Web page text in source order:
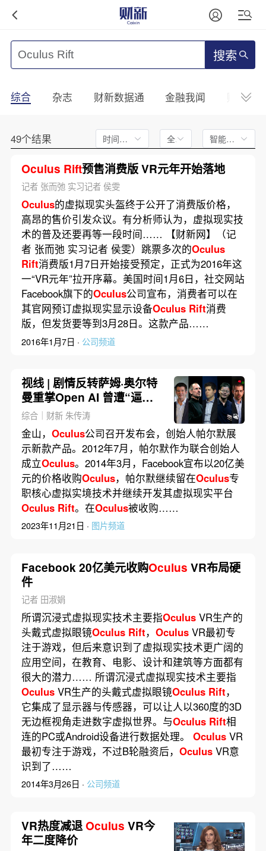
搜索
综合 杂志 财新数据通 金融我闻 财新
49个结果 时间不限 全文 智能排序
Oculus Rift预售消费版 VR元年开始落地
记者 张而弛 实习记者 侯雯
Oculus的虚拟现实头盔终于公开了消费版价格，
高昂的售价引发众议。有分析师认为，虚拟现实技
术的普及还要再等一段时间…… 【财新网】（记
者 张而弛 实习记者 侯雯）跳票多次的Oculus
Rift消费版1月7日开始接受预定，正式为2016年这
一“VR元年”拉开序幕。美国时间1月6日，社交网站
Facebook旗下的Oculus公司宣布，消费者可以在
其官网预订虚拟现实显示设备Oculus Rift消费
版，但发货要等到3月28日。这款产品……
2016年1月7日 · 公司频道
视线 | 剧情反转萨姆·奥尔特
曼重掌Open AI 曾遭“逼宫”
的大公司创始人还有谁？
综合｜财新 朱传涛
金山， Oculus公司召开发布会，创始人帕尔默展
示新款产品。2012年7月，帕尔默作为联合创始人
成立Oculus。2014年3月，Facebook宣布以20亿美
元的价格收购Oculus，帕尔默继续留在Oculus专
职核心虚拟实境技术并继续开发其虚拟现实平台
Oculus Rift。在Oculus被收购……
2023年11月21日 · 图片频道
Facebook 20亿美元收购Oculus VR布局硬
件
记者 田淑娟
所谓沉浸式虚拟现实技术主要指OculusVR生产的
头戴式虚拟眼镜Oculus Rift， OculusVR最初专
注于游戏，但后来意识到了虚拟现实技术更广阔的
应用空间，在教育、电影、设计和建筑等方面都有
很大的潜力…… 所谓沉浸式虚拟现实技术主要指
OculusVR生产的头戴式虚拟眼镜Oculus Rift，
它集成了显示器与传感器，可以让人以360度的3D
无边框视角走进数字虚拟世界。与Oculus Rift相
连的PC或Android设备进行数据处理。 OculusVR
最初专注于游戏，不过B轮融资后， OculusVR意
识到了……
2014年3月26日 · 公司频道
VR热度减退Oculus VR今
年二度降价